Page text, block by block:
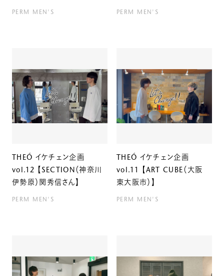
PERM MEN'S PERM MEN'S
THEÓ イケチェン企画
vol.12 【SECTION（神奈川
伊勢原）関秀信さん】
PERM MEN'S
THEÓ イケチェン企画
vol.11 【ART CUBE（大阪
東大阪市）】
PERM MEN'S